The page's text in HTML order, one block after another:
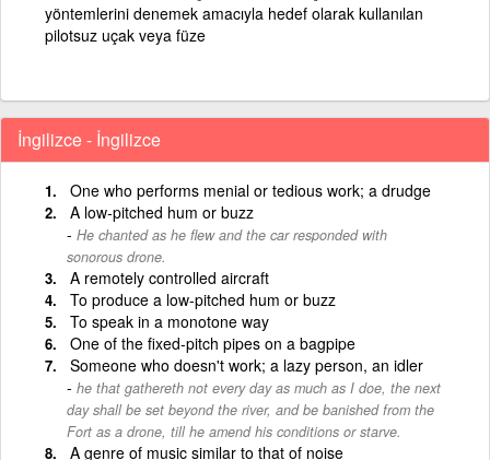
yöntemlerini denemek amacıyla hedef olarak kullanılan
pilotsuz uçak veya füze
İngilizce - İngilizce
One who performs menial or tedious work; a drudge
A low-pitched hum or buzz
He chanted as he flew and the car responded with
sonorous drone.
A remotely controlled aircraft
To produce a low-pitched hum or buzz
To speak in a monotone way
One of the fixed-pitch pipes on a bagpipe
Someone who doesn't work; a lazy person, an idler
he that gathereth not every day as much as I doe, the next
day shall be set beyond the river, and be banished from the
Fort as a drone, till he amend his conditions or starve.
A genre of music similar to that of noise